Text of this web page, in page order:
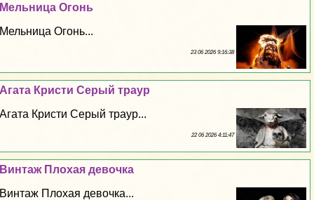
Мельница Огонь
Мельница Огонь...
23 06 2026 9:16:38
Агата Кристи Серый траур
Агата Кристи Серый траур...
22 06 2026 4:11:47
Винтаж Плохая дeвoчка
Винтаж Плохая дeвoчка...